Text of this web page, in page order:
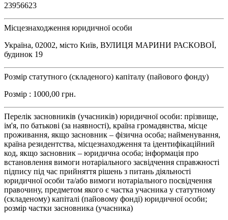
23956623
Місцезнаходження юридичної особи
Україна, 02002, місто Київ, ВУЛИЦЯ МАРИНИ РАСКОВОЇ,
будинок 19
Розмір статутного (складеного) капіталу (пайового фонду)
Розмір : 1000,00 грн.
Перелік засновників (учасників) юридичної особи: прізвище,
ім'я, по батькові (за наявності), країна громадянства, місце
проживання, якщо засновник – фізична особа; найменування,
країна резидентства, місцезнаходження та ідентифікаційний
код, якщо засновник – юридична особа; інформація про
встановлення вимоги нотаріального засвідчення справжності
підпису під час прийняття рішень з питань діяльності
юридичної особи та/або вимоги нотаріального посвідчення
правочину, предметом якого є частка учасника у статутному
(складеному) капіталі (пайовому фонді) юридичної особи;
розмір частки засновника (учасника)